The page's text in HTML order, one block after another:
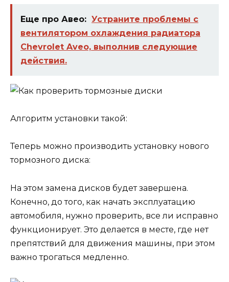
Еще про Авео: Устраните проблемы с
вентилятором охлаждения радиатора
Chevrolet Aveo, выполнив следующие
действия.
Алгоритм установки такой:
Теперь можно производить установку нового
тормозного диска:
На этом замена дисков будет завершена.
Конечно, до того, как начать эксплуатацию
автомобиля, нужно проверить, все ли исправно
функционирует. Это делается в месте, где нет
препятствий для движения машины, при этом
важно трогаться медленно.